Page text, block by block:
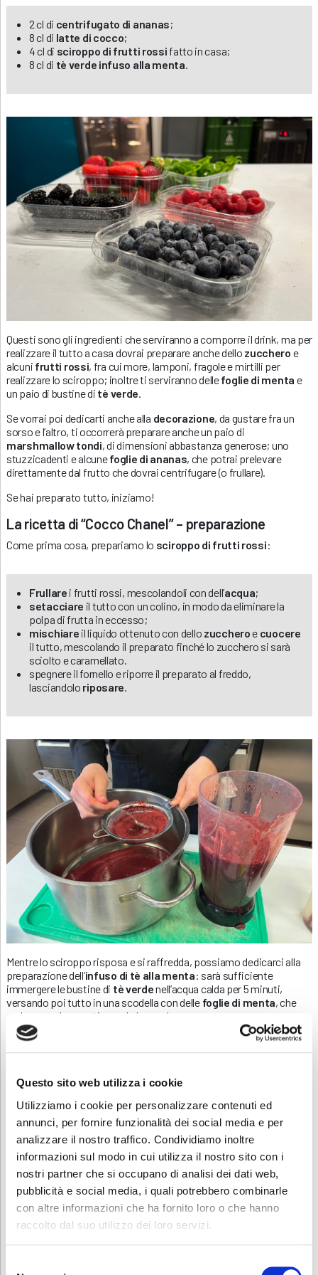
Questo sito web utilizza i cookie
Utilizziamo i cookie per personalizzare contenuti ed
annunci, per fornire funzionalità dei social media e per
analizzare il nostro traffico. Condividiamo inoltre
informazioni sul modo in cui utilizza il nostro sito con i
nostri partner che si occupano di analisi dei dati web,
pubblicità e social media, i quali potrebbero combinarle
con altre informazioni che ha fornito loro o che hanno
raccolto dal suo utilizzo dei loro servizi.
2 cl di centrifugato di ananas;
8 cl di latte di cocco;
4 cl di sciroppo di frutti rossi fatto in casa;
8 cl di tè verde infuso alla menta.
Questi sono gli ingredienti che serviranno a comporre il drink, ma per
realizzare il tutto a casa dovrai preparare anche dello zucchero e
alcuni frutti rossi, fra cui more, lamponi, fragole e mirtilli per
realizzare lo sciroppo; inoltre ti serviranno dellefoglie di menta e
un paio di bustine di tè verde.
Se vorrai poi dedicarti anche alla decorazione, da gustare fra un
sorso e l’altro, ti occorrerà preparare anche un paio di
marshmallow tondi, di dimensioni abbastanza generose; uno
stuzzicadenti e alcunefoglie di ananas, che potrai prelevare
direttamente dal frutto che dovrai centrifugare (o frullare).
Se hai preparato tutto, iniziamo!
La ricetta di “Cocco Chanel” – preparazione
Come prima cosa, prepariamo lo sciroppo di frutti rossi:
Frullare i frutti rossi, mescolandoli con dell’acqua;
setacciare il tutto con un colino, in modo da eliminare la
polpa di frutta in eccesso;
mischiare il liquido ottenuto con dello zuccheroe cuocere
il tutto, mescolando il preparato finché lo zucchero si sarà
sciolto e caramellato.
spegnere il fornello e riporre il preparato al freddo,
lasciandolo riposare.
Mentre lo sciroppo risposa e si raffredda, possiamo dedicarci alla
preparazione dell’infuso di tè alla menta: sarà sufficiente
immergere le bustine di tè verdenell’acqua calda per 5 minuti,
versando poi tutto in una scodella con delle foglie di menta, che
andranno ad aromatizzare la bevanda.
disponi di una centrifuga alimentare puoi optare per utilizzare un